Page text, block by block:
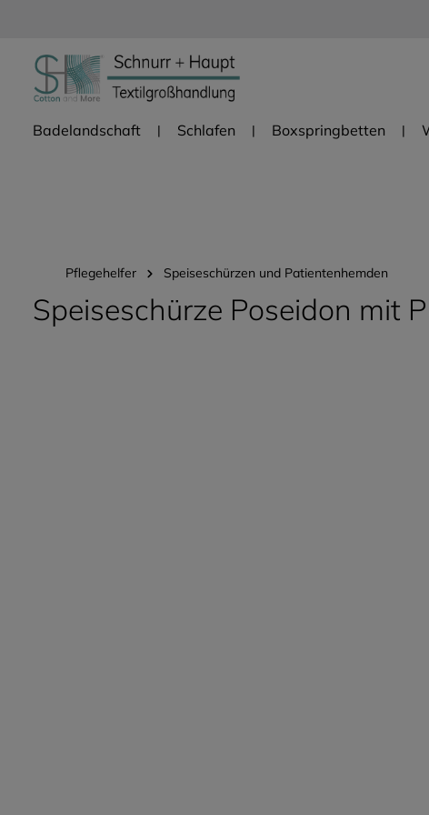
Badelandschaft Schlafen Boxspringbetten
Pflegehelfer Speiseschürzen und Patientenhemden
Speiseschürze Poseidon mit